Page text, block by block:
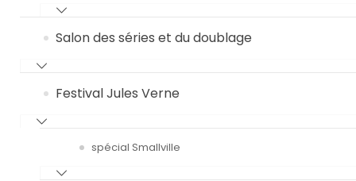
Salon des séries et du doublage
Festival Jules Verne
spécial Smallville